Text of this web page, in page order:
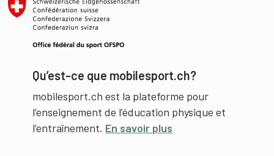
Qu’est-ce que mobilesport.ch?
mobilesport.ch est la plateforme pour
l’enseignement de l’éducation physique et
l’entraînement. En savoir plus